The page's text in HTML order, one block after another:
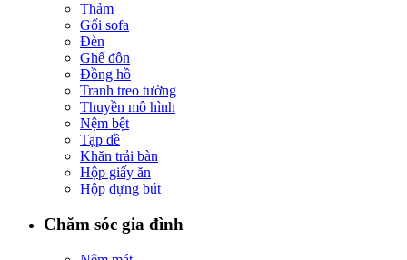
Thảm
Gối sofa
Đèn
Ghế đôn
Đồng hồ
Tranh treo tường
Thuyền mô hình
Nệm bệt
Tạp dề
Khăn trải bàn
Hộp giấy ăn
Hộp đựng bút
Chăm sóc gia đình